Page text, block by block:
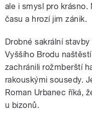
ale i smysl pro
času a hrozí jim zánik.
Drobné sakrální
Vyššího Brodu
zachránili rožmberští
rakouskými sousedy.
Roman Urbanec říká,
u bizonů.